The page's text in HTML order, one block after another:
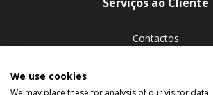
Contactos
Siga-nos nas redes
We use cookies
We may place these for analysis of our visitor